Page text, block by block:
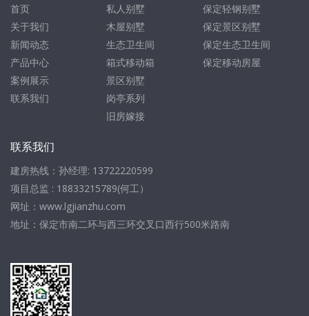
首页
关于我们
新闻动态
产品中心
案例展示
联系我们
私人别墅
木屋别墅
生态卫生间
箱式移动箱
景区别墅
岗亭系列
旧房嫁接
保定轻钢别墅
保定景区别墅
保定生态卫生间
保定移动房屋
联系我们
建房热线：孙经理: 13722220599
项目总监 : 18833215789(何工）
网址：www.lgjianzhu.com
地址：保定市南二环与西三环交叉口西行500米路南